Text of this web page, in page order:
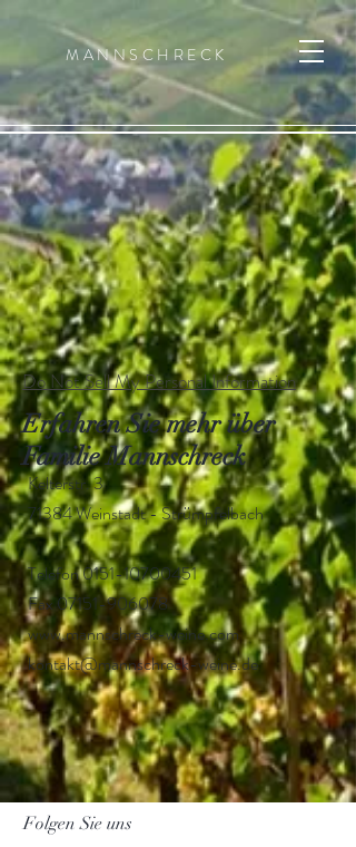
MANNSCHRECK
Do Not Sell My Personal Information
Erfahren Sie mehr über
Familie Mannschreck
Kelterstr. 3
71384 Weinstadt - Strümpfelbach
Telefon 0151-10700451
Fax07151-906078
www.mannschreck-weine.com
kontakt@mannschreck-weine.de
Folgen Sie uns